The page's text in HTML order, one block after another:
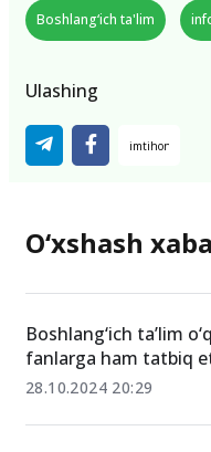
Boshlang‘ich ta'lim
Ulashing
O‘xshash
Boshlang‘ich ta’lim
fanlarga ham tatbiq
28.10.2024 20:29